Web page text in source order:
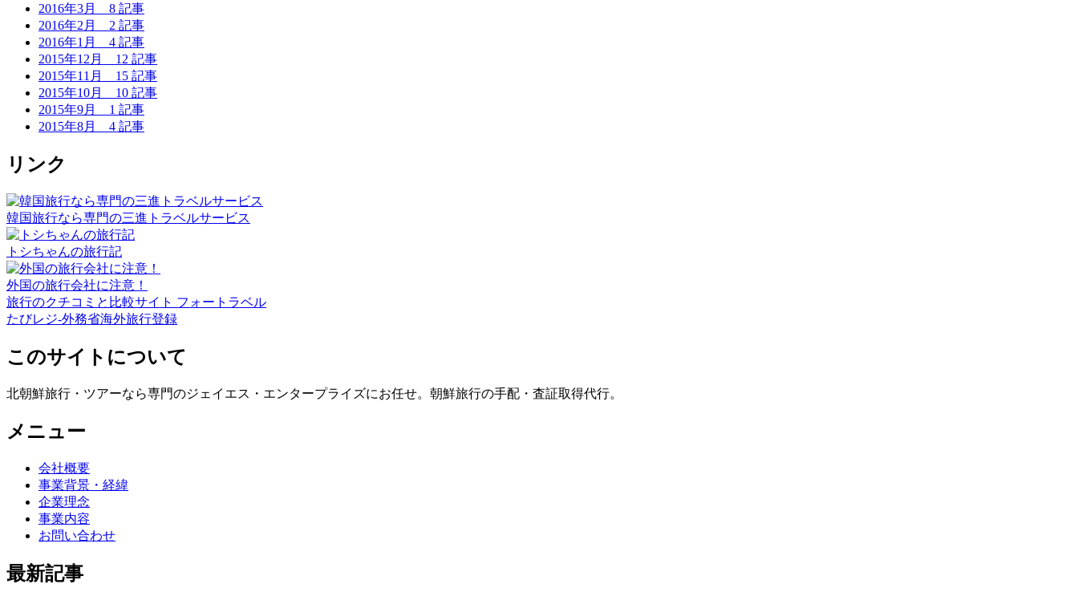
2016年3月 8 記事
2016年2月 2 記事
2016年1月 4 記事
2015年12月 12 記事
2015年11月 15 記事
2015年10月 10 記事
2015年9月 1 記事
2015年8月 4 記事
リンク
韓国旅行なら専門の三進トラベルサービス
トシちゃんの旅行記
外国の旅行会社に注意！
旅行のクチコミと比較サイト フォートラベル
たびレジ-外務省海外旅行登録
このサイトについて
北朝鮮旅行・ツアーなら専門のジェイエス・エンタープライズにお任せ。朝鮮旅行の手配・査証取得代行。
メニュー
会社概要
事業背景・経緯
企業理念
事業内容
お問い合わせ
最新記事